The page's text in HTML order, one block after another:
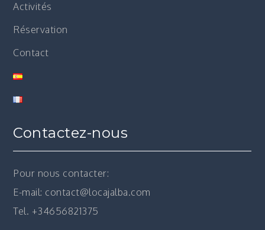
Activités
Réservation
Contact
Contactez-nous
Pour nous contacter:
E-mail: contact@locajalba.com
Tel. +34656821375